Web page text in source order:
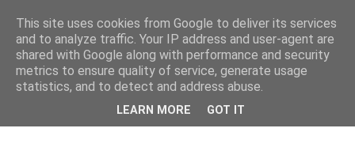
This site uses cookies from Google to deliver its services
and to analyze traffic. Your IP address and user-agent are
shared with Google along with performance and security
metrics to ensure quality of service, generate usage
statistics, and to detect and address abuse.
LEARN MORE GOT IT